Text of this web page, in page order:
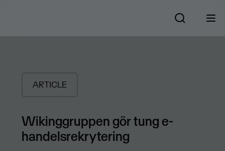
ARTICLE
Wikinggruppen gör tung e-
handelsrekrytering